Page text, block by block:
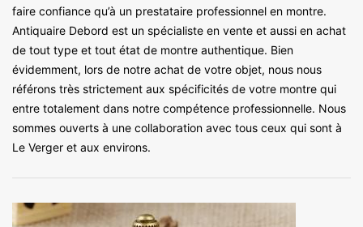
faire confiance qu’à un prestataire professionnel en montre.
Antiquaire Debord est un spécialiste en vente et aussi en achat
de tout type et tout état de montre authentique. Bien
évidemment, lors de notre achat de votre objet, nous nous
référons très strictement aux spécificités de votre montre qui
entre totalement dans notre compétence professionnelle. Nous
sommes ouverts à une collaboration avec tous ceux qui sont à
Le Verger et aux environs.